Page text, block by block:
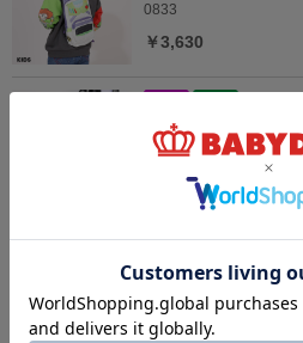
0833
￥3,630
5/18一部再販 【送料無
＞ キャリーケース 0638
￥19,690
4/3一部再販 ディズニー
バッグ 9280
￥3,190